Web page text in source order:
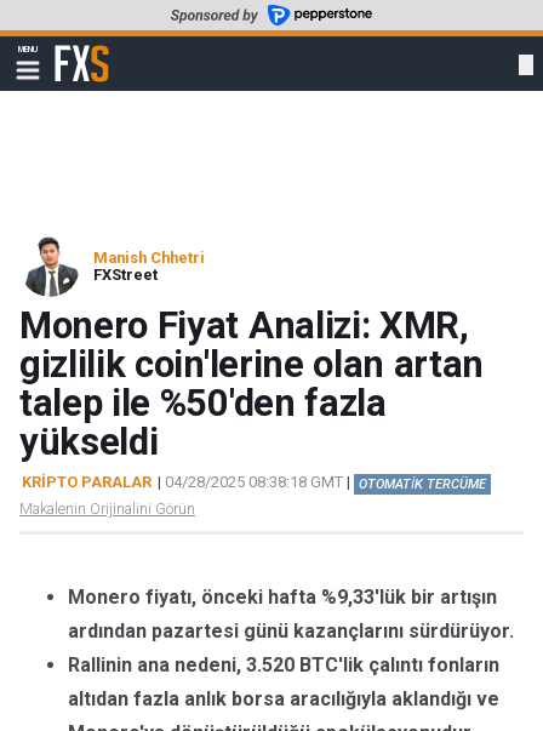
to
main
content
MENU
Show
navigation
FXStreet
Manish Chhetri
FXStreet
Monero Fiyat Analizi: XMR,
gizlilik coin'lerine olan artan
talep ile %50'den fazla
yükseldi
KRIPTO PARALAR | 04/28/2025 08:38:18 GMT | OTOMATİK TERCÜME
Makalenin Orijinalini Görün
Monero fiyatı, önceki hafta %9,33'lük bir artışın
ardından pazartesi günü kazançlarını sürdürüyor.
Rallinin ana nedeni, 3.520 BTC'lik çalıntı fonların
altıdan fazla anlık borsa aracılığıyla aklandığı ve